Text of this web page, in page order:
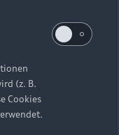
Anordnung der
auf dieser
(z. B.
Cookies